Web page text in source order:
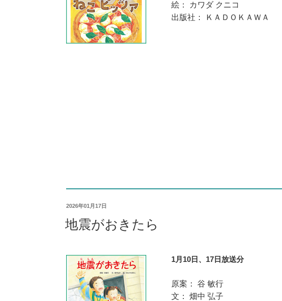
絵： カワダ クニコ
出版社： ＫＡＤＯＫＡＷＡ
2026年01月17日
地震がおきたら
1月10日、17日放送分
原案： 谷 敏行
文： 畑中 弘子